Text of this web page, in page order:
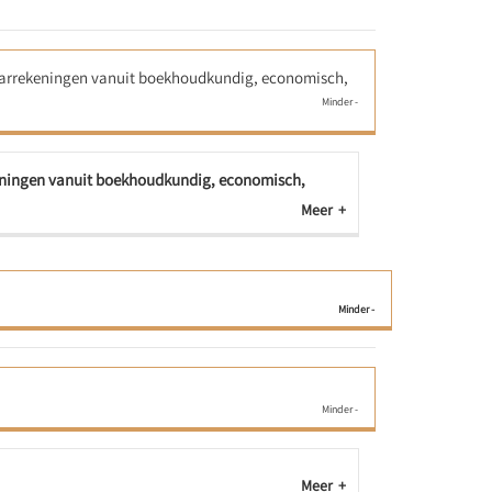
vanuit boekhoudkundig, economisch,
vanuit boekhoudkundig, economisch,
Meer
Meer